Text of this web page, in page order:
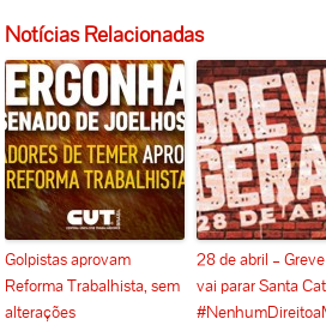
Notícias Relacionadas
Golpistas aprovam
Reforma Trabalhista, sem
alterações
28 de abril –
vai parar Santa